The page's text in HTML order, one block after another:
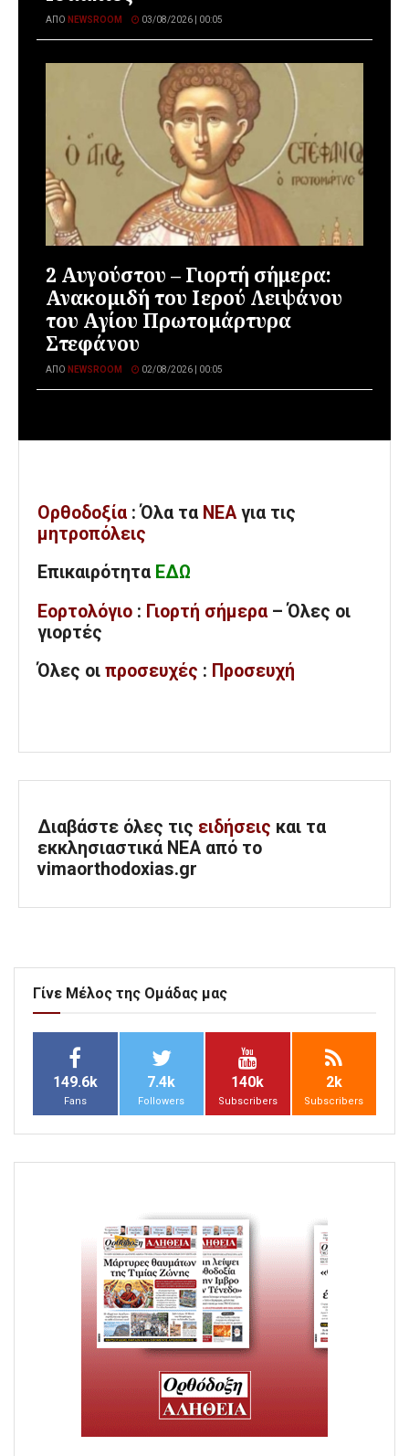
ΑΠΌ NEWSROOM 03/08/2026 | 00:05
2 Αυγούστου – Γιορτή σήμερα:
Ανακομιδή του Ιερού Λειψάνου
του Αγίου Πρωτομάρτυρα
Στεφάνου
ΑΠΌ NEWSROOM 02/08/2026 | 00:05
Ορθοδοξία : Όλα τα ΝΕΑ για τις
μητροπόλεις
Επικαιρότητα ΕΔΩ
Εορτολόγιο : Γιορτή σήμερα – Όλες οι
γιορτές
Όλες οι προσευχές : Προσευχή
Διαβάστε όλες τις ειδήσεις και τα
εκκλησιαστικά ΝΕΑ από το
vimaorthodoxias.gr
Γίνε Μέλος της Ομάδας μας
149.6k
Fans
7.4k
Followers
140k
Subscribers
2k
Subscribers